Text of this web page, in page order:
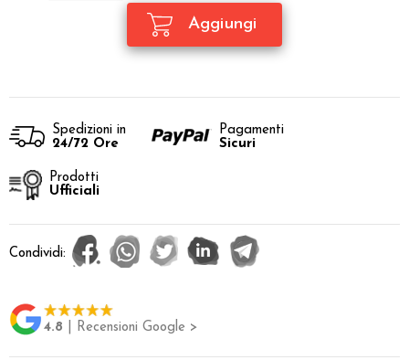
Spedizioni in
24/72 Ore
Pagamenti
Sicuri
Prodotti
Ufficiali
Condividi:
4.8 | Recensioni Google >